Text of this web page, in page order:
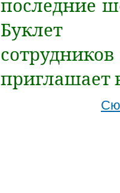
последние
Буклет
приглашает